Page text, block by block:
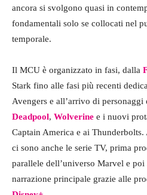
ancora si svolgono quasi in
fondamentali solo se collocati nel
temporale.
Il MCU è organizzato in fasi, dalla
Stark fino alle fasi più recenti
Avengers e all’arrivo di personaggi
Deadpool, Wolverine e i nuovi
Captain America e ai
ci sono anche le serie TV, prima
parallele dell’universo Marvel e
narrazione principale grazie alle